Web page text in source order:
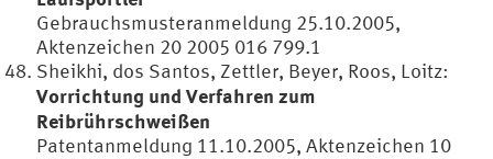
Gebrauchsmusteranmeldung 25.10.2005,
Aktenzeichen 20 2005 016 799.1
Sheikhi, dos Santos, Zettler, Beyer, Roos, Loitz:
Vorrichtung und Verfahren zum
Reibrührschweißen
Patentanmeldung 11.10.2005, Aktenzeichen 10